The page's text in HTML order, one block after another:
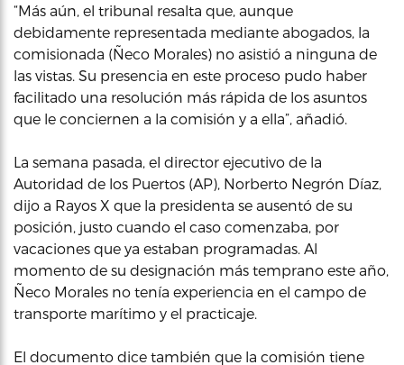
“Más aún, el tribunal resalta que, aunque
debidamente representada mediante abogados, la
comisionada (Ñeco Morales) no asistió a ninguna de
las vistas. Su presencia en este proceso pudo haber
facilitado una resolución más rápida de los asuntos
que le conciernen a la comisión y a ella”, añadió.
La semana pasada, el director ejecutivo de la
Autoridad de los Puertos (AP), Norberto Negrón Díaz,
dijo a Rayos X que la presidenta se ausentó de su
posición, justo cuando el caso comenzaba, por
vacaciones que ya estaban programadas. Al
momento de su designación más temprano este año,
Ñeco Morales no tenía experiencia en el campo de
transporte marítimo y el practicaje.
El documento dice también que la comisión tiene